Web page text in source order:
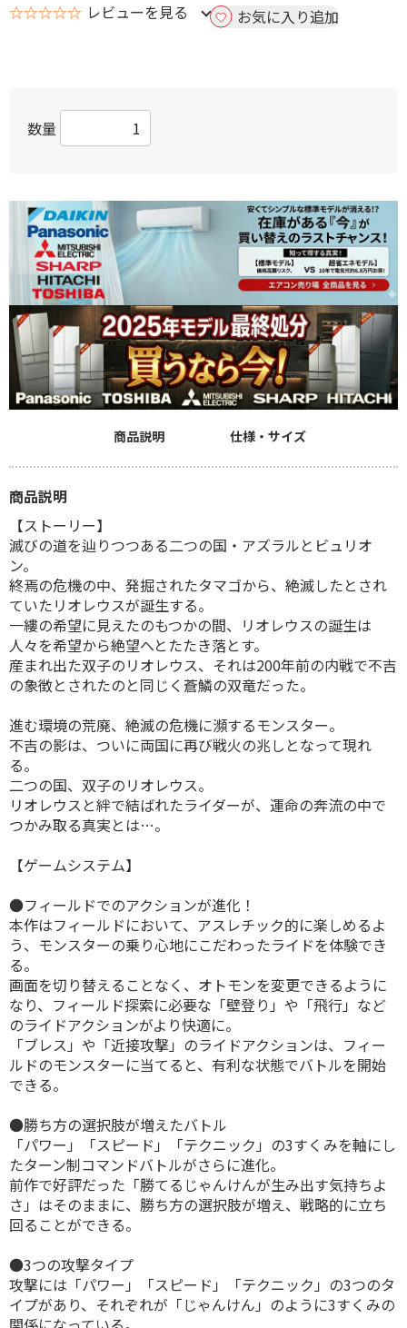
☆☆☆☆☆ レビューを見る お気に入り追加
数量
商品説明 仕様・サイズ
商品説明
【ストーリー】
滅びの道を辿りつつある二つの国・アズラルとビュリオ
ン。
終焉の危機の中、発掘されたタマゴから、絶滅したとされ
ていたリオレウスが誕生する。
一縷の希望に見えたのもつかの間、リオレウスの誕生は
人々を希望から絶望へとたたき落とす。
産まれ出た双子のリオレウス、それは200年前の内戦で不吉
の象徴とされたのと同じく蒼鱗の双竜だった。
進む環境の荒廃、絶滅の危機に瀕するモンスター。
不吉の影は、ついに両国に再び戦火の兆しとなって現れ
る。
二つの国、双子のリオレウス。
リオレウスと絆で結ばれたライダーが、運命の奔流の中で
つかみ取る真実とは…。
【ゲームシステム】
●フィールドでのアクションが進化！
本作はフィールドにおいて、アスレチック的に楽しめるよ
う、モンスターの乗り心地にこだわったライドを体験でき
る。
画面を切り替えることなく、オトモンを変更できるように
なり、フィールド探索に必要な「壁登り」や「飛行」など
のライドアクションがより快適に。
「ブレス」や「近接攻撃」のライドアクションは、フィー
ルドのモンスターに当てると、有利な状態でバトルを開始
できる。
●勝ち方の選択肢が増えたバトル
「パワー」「スピード」「テクニック」の3すくみを軸にし
たターン制コマンドバトルがさらに進化。
前作で好評だった「勝てるじゃんけんが生み出す気持ちよ
さ」はそのままに、勝ち方の選択肢が増え、戦略的に立ち
回ることができる。
●3つの攻撃タイプ
攻撃には「パワー」「スピード」「テクニック」の3つのタ
イプがあり、それぞれが「じゃんけん」のように3すくみの